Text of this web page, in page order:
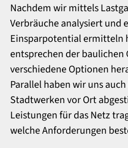
Nachdem wir mittels
Verbräuche analysiert und
Einsparpotential ermitteln
entsprechen der baulichen
verschiedene Optionen
Parallel haben wir uns
Stadtwerken vor Ort
Leistungen für das Netz
welche Anforderungen